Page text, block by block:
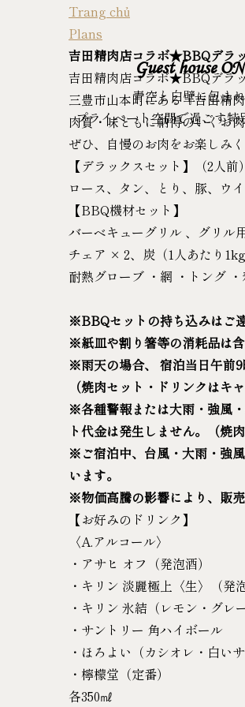
Guest house
青空と白壁に包ま
プライベート空間で過ごす特
Trang chủ
Plans
吉田精肉店コラボ★BBQデラ
吉田精肉店コラボ★BBQデラ
三豊市山本町にある『吉田精
肉質・味ともに納得のいくお
ぜひ、自慢のお肉をお楽しみ
【デラックスセット】（2人前）
ロース、タン、とり、豚、ウ
【BBQ機材セット】
バーベキューグリル 、グリル
チェア × 2、炭（1人あたり1kg
耐熱グローブ ・網 ・トング
※BBQセットの持ち込みはご
※紙皿や割り箸等の消耗品は含
※雨天の場合、 宿泊当日午前
（焼肉セット・ドリンクはキ
※各種警報または大雨・強風
ト代金は発生しません。（焼
※ご宿泊中、台風・大雨・強
います。
※物価高騰の影響により、販
【お好みのドリンク】
〈A.アルコール〉
・アサヒ オフ（発泡酒）
・キリン 淡麗極上〈生〉（発泡
・キリン 氷結（レモン・グレ
・サントリー 角ハイボール
・ほろよい（カシオレ・白い
・檸檬堂（定番）
各350㎖